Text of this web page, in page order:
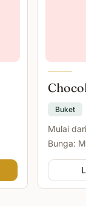
Buket
Mulai dari
Bunga: